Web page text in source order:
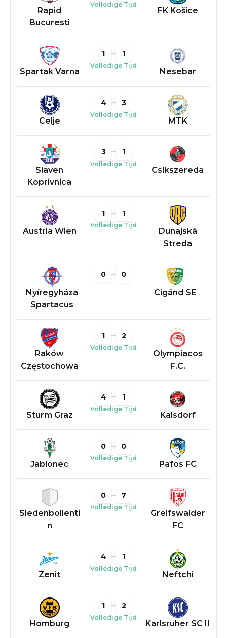
Rapid
Bucuresti
Volledige Tijd
FK Košice
Spartak Varna
1 1
Volledige Tijd
Nesebar
Celje
4 3
Volledige Tijd
MTK
Slaven
Koprivnica
3 1
Volledige Tijd
Csikszereda
Austria Wien
1 1
Volledige Tijd
Dunajská
Streda
Nyíregyháza
Spartacus
0 0
Cigánd SE
Raków
Częstochowa
1 2
Volledige Tijd
Olympiacos
F.C.
Sturm Graz
4 1
Volledige Tijd
Kalsdorf
Jablonec
0 0
Volledige Tijd
Pafos FC
Siedenbollenti
n
0 7
Volledige Tijd
Greifswalder
FC
Zenit
4 1
Volledige Tijd
Neftchi
Homburg
1 2
Volledige Tijd
Karlsruher SC II